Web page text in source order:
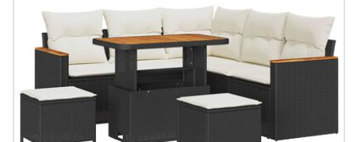
#sharemevidaxl